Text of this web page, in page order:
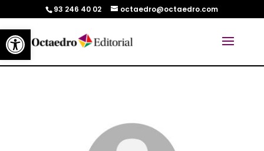
Abrir barra de herramientas
93 246 40 02 octaedro@octaedro.com